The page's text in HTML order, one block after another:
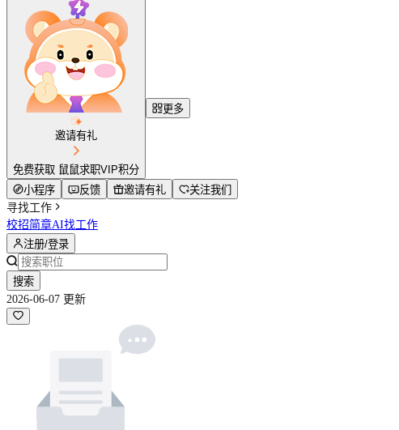
邀请有礼
免费获取 鼠鼠求职VIP积分
更多
小程序 反馈 邀请有礼
关注我们
寻找工作
校招简章AI找工作
注册/登录
搜索
2026-06-07 更新